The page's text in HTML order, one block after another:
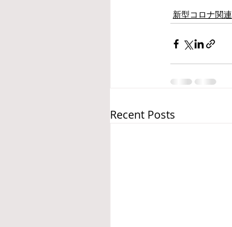
新型コロナ関連
Recent Posts